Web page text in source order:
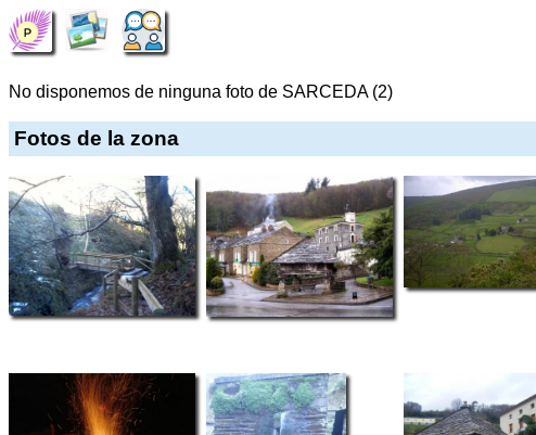
No disponemos de ninguna foto de SARCEDA (2)
Fotos de la zona